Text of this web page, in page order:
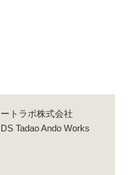
トラボ株式会社
Tadao Ando Works